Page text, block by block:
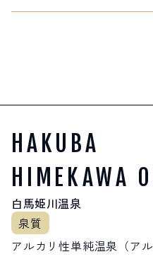
HAKUBA
HIMEKAWA
白馬姫川温泉
アルカリ性単純温泉（ア